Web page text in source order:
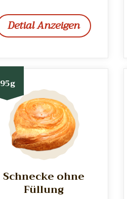
Detial Anzeigen
95g
Schnecke ohne
Füllung